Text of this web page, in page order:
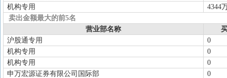
机构专用
4344
卖出金额最大的前5名
营业部名称
沪股通专用
0
机构专用
0
机构专用
0
申万宏源证券有限公司国际部
0